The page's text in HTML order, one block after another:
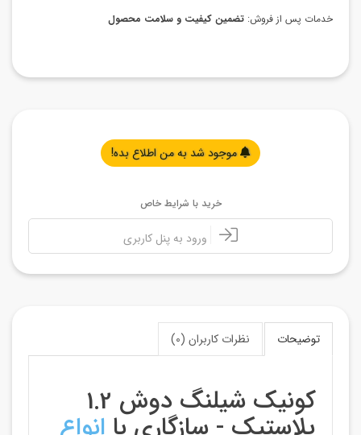
خدمات پس از فروش: تضمین کیفیت و سلامت محصول
موجود شد به من اطلاع بده!
خرید با شرایط خاص
ورود به پنل کاربری
توضیحات نظرات کاربران (0)
کونیک شیلنگ دوش 1.2